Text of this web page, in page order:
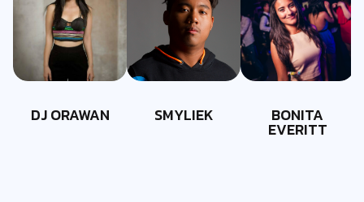
DJ ORAWAN SMYLIEK BONITA
EVERITT